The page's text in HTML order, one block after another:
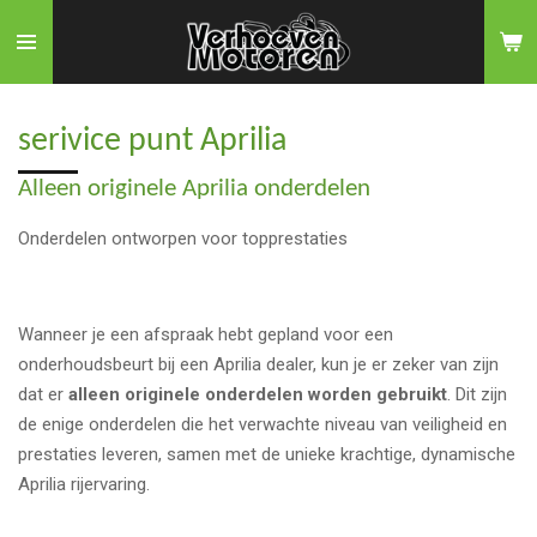
direct
naar
hoofdinhoud
serivice punt Aprilia
Alleen originele Aprilia onderdelen
Onderdelen ontworpen voor topprestaties
Wanneer je een afspraak hebt gepland voor een
onderhoudsbeurt bij een Aprilia dealer, kun je er zeker van zijn
dat er alleen originele onderdelen worden gebruikt. Dit zijn
de enige onderdelen die het verwachte niveau van veiligheid en
prestaties leveren, samen met de unieke krachtige, dynamische
Aprilia rijervaring.